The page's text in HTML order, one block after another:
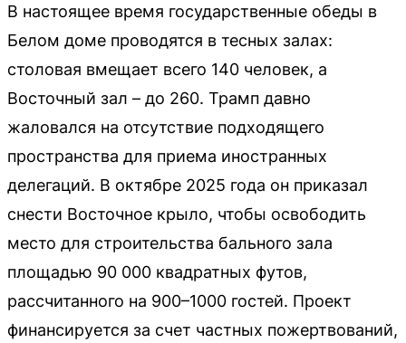
В настоящее время государственные обеды в
Белом доме проводятся в тесных залах:
столовая вмещает всего 140 человек, а
Восточный зал – до 260. Трамп давно
жаловался на отсутствие подходящего
пространства для приема иностранных
делегаций. В октябре 2025 года он приказал
снести Восточное крыло, чтобы освободить
место для строительства бального зала
площадью 90 000 квадратных футов,
рассчитанного на 900–1000 гостей. Проект
финансируется за счет частных пожертвований,